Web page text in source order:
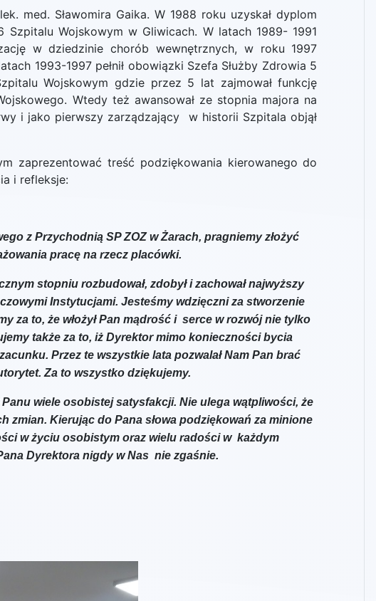
med. Sławomira Gaika. W 1988 roku uzyskał dyplom
Wojskowym w Gliwicach. W latach 1989- 1991
w dziedzinie chorób wewnętrznych, w roku 1997
1993-1997 pełnił obowiązki Szefa Służby Zdrowia 5
Wojskowym gdzie przez 5 lat zajmował funkcję
Wtedy też awansował ze stopnia majora na
i jako pierwszy zarządzający w historii Szpitala objął
zaprezentować treść podziękowania kierowanego do
i refleksje:
z Przychodnią SP ZOZ w Żarach, pragniemy złożyć
pracę na rzecz placówki.
stopniu rozbudował, zdobył i zachował najwyższy
Instytucjami. Jesteśmy wdzięczni za stworzenie
za to, że włożył Pan mądrość i serce w rozwój nie tylko
także za to, iż Dyrektor mimo konieczności bycia
Przez te wszystkie lata pozwalał Nam Pan brać
Za to wszystko dziękujemy.
wiele osobistej satysfakcji. Nie ulega wątpliwości, że
Kierując do Pana słowa podziękowań za minione
w życiu osobistym oraz wielu radości w każdym
Dyrektora nigdy w Nas nie zgaśnie.